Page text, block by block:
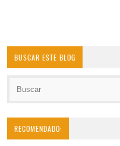
BUSCAR ESTE BLOG
RECOMENDADO: